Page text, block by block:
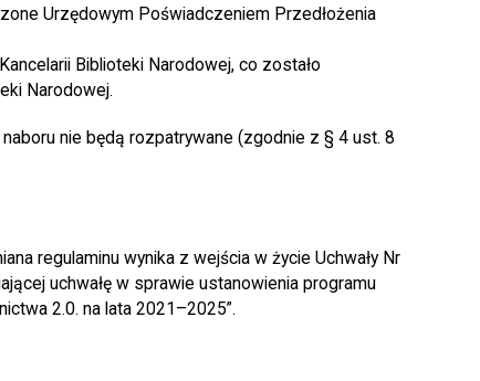
Urzędowym Poświadczeniem Przedłożenia
Biblioteki Narodowej, co zostało
Narodowej.
nie będą rozpatrywane (zgodnie z § 4 ust. 8
regulaminu wynika z wejścia w życie Uchwały Nr
uchwałę w sprawie ustanowienia programu
2.0. na lata 2021–2025”.